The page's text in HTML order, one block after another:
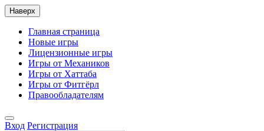
Наверх
Главная страница
Новые игры
Лицензионные игры
Игры от Механиков
Игры от Хаттаба
Игры от Фитгёрл
Правообладателям
Вход Регистрация